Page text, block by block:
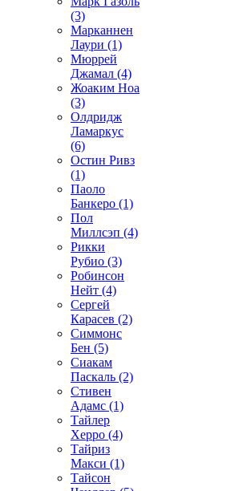
(3)
Марканнен
Лаури (1)
Мюррей
Джамал (4)
Жоаким Ноа
(3)
Олдридж
Ламаркус
(6)
Остин Ривз
(1)
Паоло
Банкеро (1)
Пол
Миллсэп (4)
Рикки
Рубио (3)
Робинсон
Нейт (4)
Сергей
Карасев (2)
Симмонс
Бен (5)
Сиакам
Паскаль (2)
Стивен
Адамс (1)
Тайлер
Херро (4)
Тайриз
Макси (1)
Тайсон